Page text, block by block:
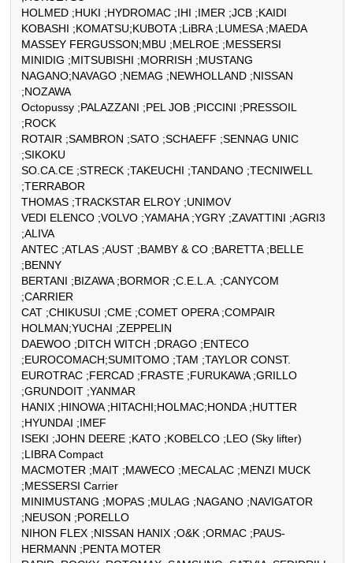
HOLMED ;HUKI ;HYDROMAC ;IHI ;IMER ;JCB ;KAIDI
KOBASHI ;KOMATSU;KUBOTA ;LiBRA ;LUMESA ;MAEDA
MASSEY FERGUSSON;MBU ;MELROE ;MESSERSI
MINIDIG ;MITSUBISHI ;MORRISH ;MUSTANG
NAGANO;NAVAGO ;NEMAG ;NEWHOLLAND ;NISSAN
;NOZAWA
Octopussy ;PALAZZANI ;PEL JOB ;PICCINI ;PRESSOIL
;ROCK
ROTAIR ;SAMBRON ;SATO ;SCHAEFF ;SENNAG UNIC
;SIKOKU
SO.CA.CE ;STRECK ;TAKEUCHI ;TANDANO ;TECNIWELL
;TERRABOR
THOMAS ;TRACKSTAR ELROY ;UNIMOV
VEDI ELENCO ;VOLVO ;YAMAHA ;YGRY ;ZAVATTINI ;AGRI3
;ALIVA
ANTEC ;ATLAS ;AUST ;BAMBY & CO ;BARETTA ;BELLE
;BENNY
BERTANI ;BIZAWA ;BORMOR ;C.E.L.A. ;CANYCOM
;CARRIER
CAT ;CHIKUSUI ;CME ;COMET OPERA ;COMPAIR
HOLMAN;YUCHAI ;ZEPPELIN
DAEWOO ;DITCH WITCH ;DRAGO ;ENTECO
;EUROCOMACH;SUMITOMO ;TAM ;TAYLOR CONST.
EUROTRAC ;FERCAD ;FRASTE ;FURUKAWA ;GRILLO
;GRUNDOIT ;YANMAR
HANIX ;HINOWA ;HITACHI;HOLMAC;HONDA ;HUTTER
;HYUNDAI ;IMEF
ISEKI ;JOHN DEERE ;KATO ;KOBELCO ;LEO (Sky lifter)
;LIBRA Compact
MACMOTER ;MAIT ;MAWECO ;MECALAC ;MENZI MUCK
;MESSERSI Carrier
MINIMUSTANG ;MOPAS ;MULAG ;NAGANO ;NAVIGATOR
;NEUSON ;PORELLO
NIHON FLEX ;NISSAN HANIX ;O&K ;ORMAC ;PAUS-
HERMANN ;PENTA MOTER